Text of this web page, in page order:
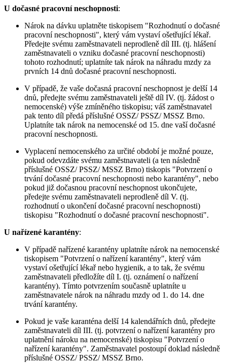
U dočasné pracovní neschopnosti:
Nárok na dávku uplatněte tiskopisem "Rozhodnutí o dočasné
pracovní neschopnosti", který vám vystaví ošetřující lékař.
Předejte svému zaměstnavateli neprodleně díl III. (tj. hlášení
zaměstnavateli o vzniku dočasné pracovní neschopnosti)
tohoto rozhodnutí; uplatníte tak nárok na náhradu mzdy za
prvních 14 dnů dočasné pracovní neschopnosti.
V případě, že vaše dočasná pracovní neschopnost je delší 14
dnů, předejte svému zaměstnavateli ještě díl IV. (tj. žádost o
nemocenské) výše zmíněného tiskopisu; váš zaměstnavatel
pak tento díl předá příslušné OSSZ/ PSSZ/ MSSZ Brno.
Uplatníte tak nárok na nemocenské od 15. dne vaší dočasné
pracovní neschopnosti.
Vyplacení nemocenského za určité období je možné pouze,
pokud odevzdáte svému zaměstnavateli (a ten následně
příslušné OSSZ/ PSSZ/ MSSZ Brno) tiskopis "Potvrzení o
trvání dočasné pracovní neschopnosti nebo karantény", nebo
pokud již dočasnou pracovní neschopnost ukončujete,
předejte svému zaměstnavateli neprodleně díl V. (tj.
rozhodnutí o ukončení dočasné pracovní neschopnosti)
tiskopisu "Rozhodnutí o dočasné pracovní neschopnosti".
U nařízené karantény:
V případě nařízené karantény uplatníte nárok na nemocenské
tiskopisem "Potvrzení o nařízení karantény", který vám
vystaví ošetřující lékař nebo hygienik, a to tak, že svému
zaměstnavateli předložíte díl I. (tj. oznámení o nařízení
karantény). Tímto potvrzením současně uplatníte u
zaměstnavatele nárok na náhradu mzdy od 1. do 14. dne
trvání karantény.
Pokud je vaše karanténa delší 14 kalendářních dnů, předejte
zaměstnavateli díl III. (tj. potvrzení o nařízení karantény pro
uplatnění nároku na nemocenské) tiskopisu "Potvrzení o
nařízení karantény". Zaměstnavatel postoupí doklad následně
příslušné OSSZ/ PSSZ/ MSSZ Brno.